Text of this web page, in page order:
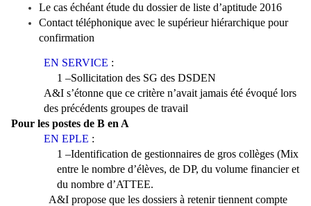
Le cas échéant étude du dossier de liste d’aptitude 2016
Contact téléphonique avec le supérieur hiérarchique pour
confirmation
EN SERVICE :
1 –Sollicitation des SG des DSDEN
A&I s’étonne que ce critère n’avait jamais été évoqué lors
des précédents groupes de travail
Pour les postes de B en A
EN EPLE :
1 –Identification de gestionnaires de gros collèges (Mix
entre le nombre d’élèves, de DP, du volume financier et
du nombre d’ATTEE.
A&I propose que les dossiers à retenir tiennent compte